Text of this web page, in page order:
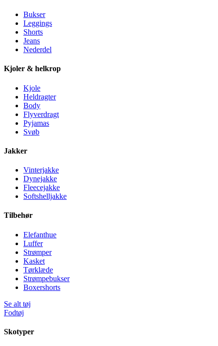
Bukser
Leggings
Shorts
Jeans
Nederdel
Kjoler & helkrop
Kjole
Heldragter
Body
Flyverdragt
Pyjamas
Svøb
Jakker
Vinterjakke
Dynejakke
Fleecejakke
Softshelljakke
Tilbehør
Elefanthue
Luffer
Strømper
Kasket
Tørklæde
Strømpebukser
Boxershorts
Se alt tøj
Fodtøj
Skotyper